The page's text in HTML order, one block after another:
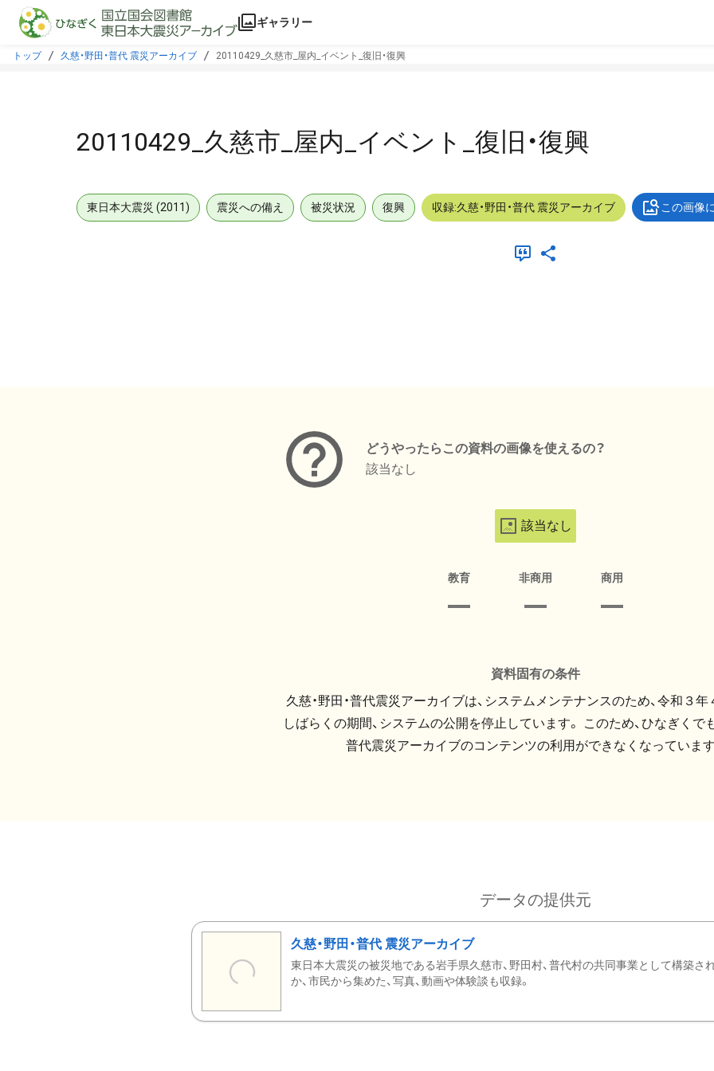
本文に飛ぶ
ギャラリー
トップ 久慈・野田・普代 震災アーカイブ 20110429_久慈市_屋内_イベント_復旧・復興
20110429_久慈市_屋内_イベント_復旧・復興
東日本大震災 (2011) 震災への備え 被災状況 復興 収録:久慈・野田・普代 震災アーカイブ この画像
どうやったらこの資料の画像を使えるの？
該当なし
該当なし
教育 非商用 商用
資料固有の条件
久慈・野田・普代震災アーカイブは、システムメンテナンスのため、令和３
しばらくの期間、システムの公開を停止しています。 このため、ひなぎくでも
普代震災アーカイブのコンテンツの利用ができなくなっています
データの提供元
久慈・野田・普代 震災アーカイブ
東日本大震災の被災地である岩手県久慈市、野田村、普代村の共同事業として構築さ
か、市民から集めた、写真、動画や体験談も収録。